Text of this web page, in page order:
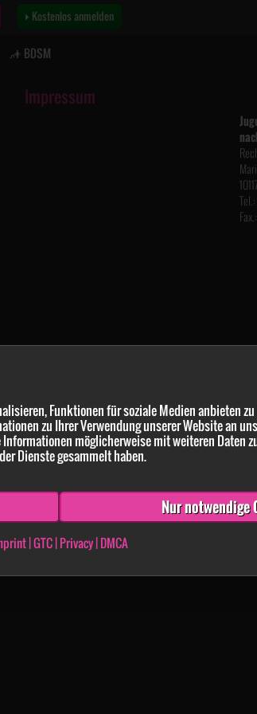
Funktionen für soziale Medien anbieten
zu Ihrer Verwendung unserer Website an
möglicherweise mit weiteren Daten
Dienste gesammelt haben.
Nur notwendige
|GTC|Privacy|DMCA
Kostenlos anmelden
BDSM
Impressum
Tel.:
Fax.: